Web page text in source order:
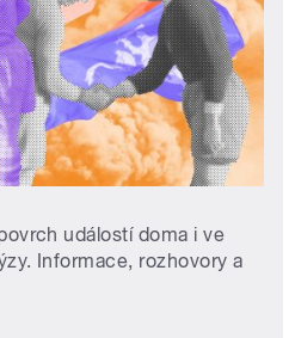
událostí doma i ve
Informace, rozhovory a